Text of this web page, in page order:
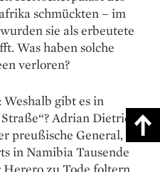
schmückten – im
sie als erbeutete
Was haben solche
verloren?
gibt es in
Adrian Dietrich
preußische General, der
in Namibia Tausende
Herero zu Tode foltern